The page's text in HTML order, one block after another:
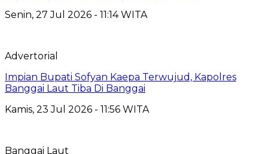
Senin, 27 Jul 2026 - 11:14 WITA
Advertorial
Impian Bupati Sofyan Kaepa Terwujud, Kapolres
Banggai Laut Tiba Di Banggai
Kamis, 23 Jul 2026 - 11:56 WITA
Banggai Laut